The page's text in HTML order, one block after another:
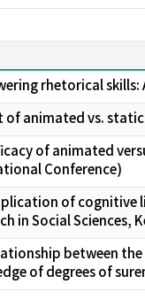
rhetorical
of animated vs.
of animated
Conference)
of cognitive
in Social Sciences,
between
of degrees of